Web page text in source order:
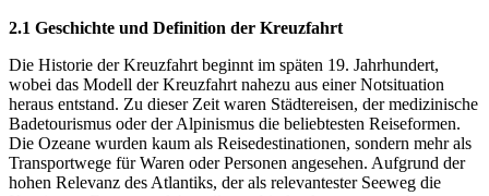
2.1 Geschichte und Definition der Kreuzfahrt
Die Historie der Kreuzfahrt beginnt im späten 19. Jahrhundert,
wobei das Modell der Kreuzfahrt nahezu aus einer Notsituation
heraus entstand. Zu dieser Zeit waren Städtereisen, der medizinische
Badetourismus oder der Alpinismus die beliebtesten Reiseformen.
Die Ozeane wurden kaum als Reisedestinationen, sondern mehr als
Transportwege für Waren oder Personen angesehen. Aufgrund der
hohen Relevanz des Atlantiks, der als relevantester Seeweg die